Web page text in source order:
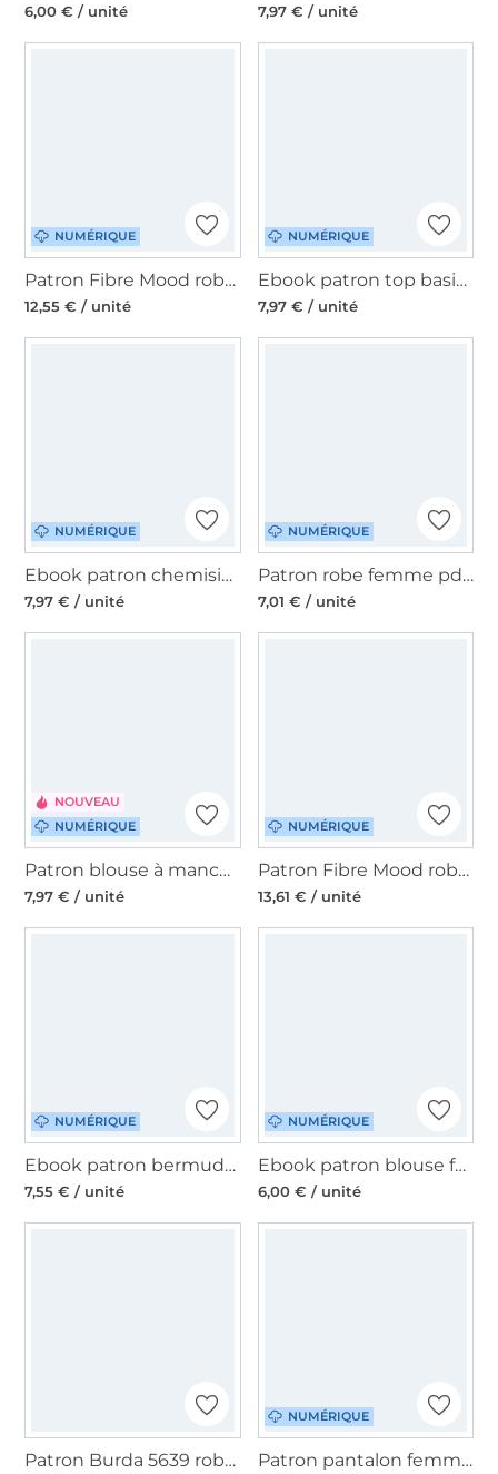
6,00 € / unité 7,97 € / unité
NUMÉRIQUE
Patron Fibre Mood robe femme pdf Gabby, en français
12,55 € / unité
NUMÉRIQUE
Ebook patron top basic femme Lillesol & Pelle, en allemand
7,97 € / unité
NUMÉRIQUE
Ebook patron chemisier femme Lavina Lillesol & Pelle, en allemand
7,97 € / unité
NUMÉRIQUE
Patron robe femme pdf Ballerina-Kleid AnniNanni, en allemand
7,01 € / unité
NOUVEAU
NUMÉRIQUE
Patron blouse à manches chauve-souris femme pdf Malaga Lillesol & Pelle, en allemand
7,97 € / unité
NUMÉRIQUE
Patron Fibre Mood robe femme pdf Jax, en français
13,61 € / unité
NUMÉRIQUE
Ebook patron bermuda-shorts pdf femme Pina Schnitte4Friends, en allemand
7,55 € / unité
NUMÉRIQUE
Ebook patron blouse femme pdf Muriel My Image S1310, en français
6,00 € / unité
Patron Burda 5639 robe et blouse femme, en français
NUMÉRIQUE
Patron pantalon femme pdf Lina La Bavarese, en allemand